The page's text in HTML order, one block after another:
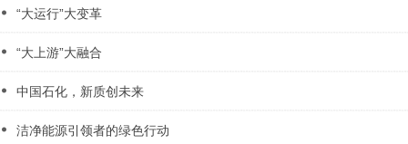
“大运行”大变革
“大上游”大融合
中国石化，新质创未来
洁净能源引领者的绿色行动